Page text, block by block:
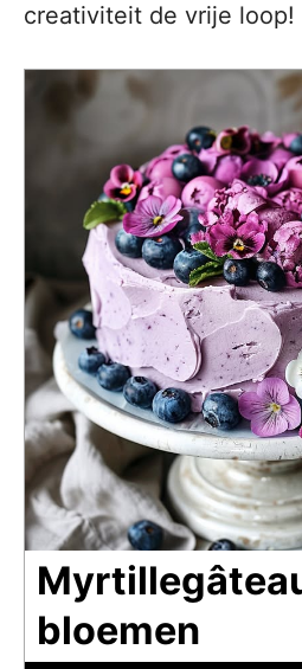
creativiteit de vrije loop!
bloemen